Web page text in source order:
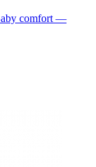
comfort —